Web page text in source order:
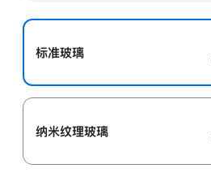
标准玻璃
纳米纹理玻璃